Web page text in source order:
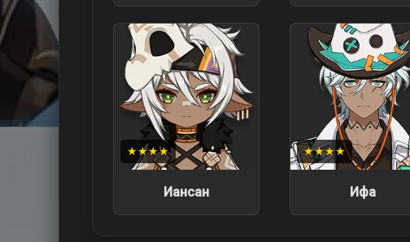
★★★★
Иансан
★★★★
Ифа